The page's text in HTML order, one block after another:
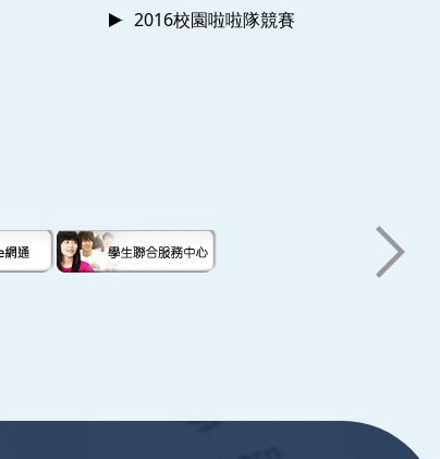
2016校園啦啦隊競賽